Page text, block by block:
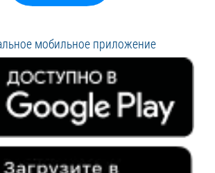
мобильное приложение